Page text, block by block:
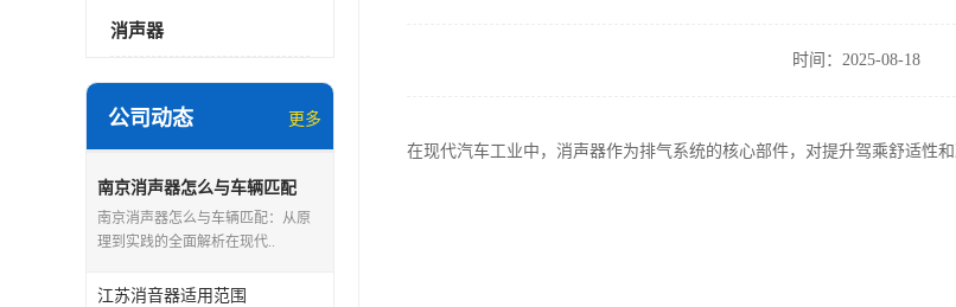
消声器
公司动态 更多
南京消声器怎么与车辆匹配
南京消声器怎么与车辆匹配：从原
理到实践的全面解析在现代..
江苏消音器适用范围
时间：2025-08-18
在现代汽车工业中，消声器作为排气系统的核心部件，对提升驾乘舒适性